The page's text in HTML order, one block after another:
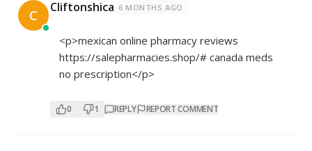
C Cliftonshica 6 MONTHS AGO
<p>mexican online pharmacy reviews
https://salepharmacies.shop/# canada meds
no prescription</p>
0 1 REPLY REPORT COMMENT